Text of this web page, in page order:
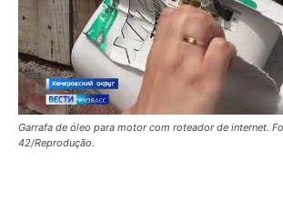
Garrafa de óleo para motor com roteador de internet.
42/Reprodução.